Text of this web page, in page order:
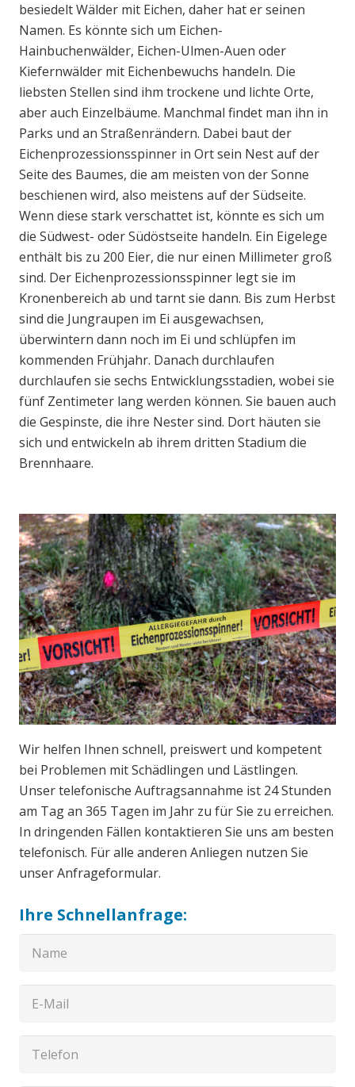
besiedelt Wälder mit Eichen, daher hat er seinen
Namen. Es könnte sich um Eichen-
Hainbuchenwälder, Eichen-Ulmen-Auen oder
Kiefernwälder mit Eichenbewuchs handeln. Die
liebsten Stellen sind ihm trockene und lichte Orte,
aber auch Einzelbäume. Manchmal findet man ihn in
Parks und an Straßenrändern. Dabei baut der
Eichenprozessionsspinner in Ort sein Nest auf der
Seite des Baumes, die am meisten von der Sonne
beschienen wird, also meistens auf der Südseite.
Wenn diese stark verschattet ist, könnte es sich um
die Südwest- oder Südöstseite handeln. Ein Eigelege
enthält bis zu 200 Eier, die nur einen Millimeter groß
sind. Der Eichenprozessionsspinner legt sie im
Kronenbereich ab und tarnt sie dann. Bis zum Herbst
sind die Jungraupen im Ei ausgewachsen,
überwintern dann noch im Ei und schlüpfen im
kommenden Frühjahr. Danach durchlaufen
durchlaufen sie sechs Entwicklungsstadien, wobei sie
fünf Zentimeter lang werden können. Sie bauen auch
die Gespinste, die ihre Nester sind. Dort häuten sie
sich und entwickeln ab ihrem dritten Stadium die
Brennhaare.
Wir helfen Ihnen schnell, preiswert und kompetent
bei Problemen mit Schädlingen und Lästlingen.
Unser telefonische Auftragsannahme ist 24 Stunden
am Tag an 365 Tagen im Jahr zu für Sie zu erreichen.
In dringenden Fällen kontaktieren Sie uns am besten
telefonisch. Für alle anderen Anliegen nutzen Sie
unser Anfrageformular.
Ihre Schnellanfrage: